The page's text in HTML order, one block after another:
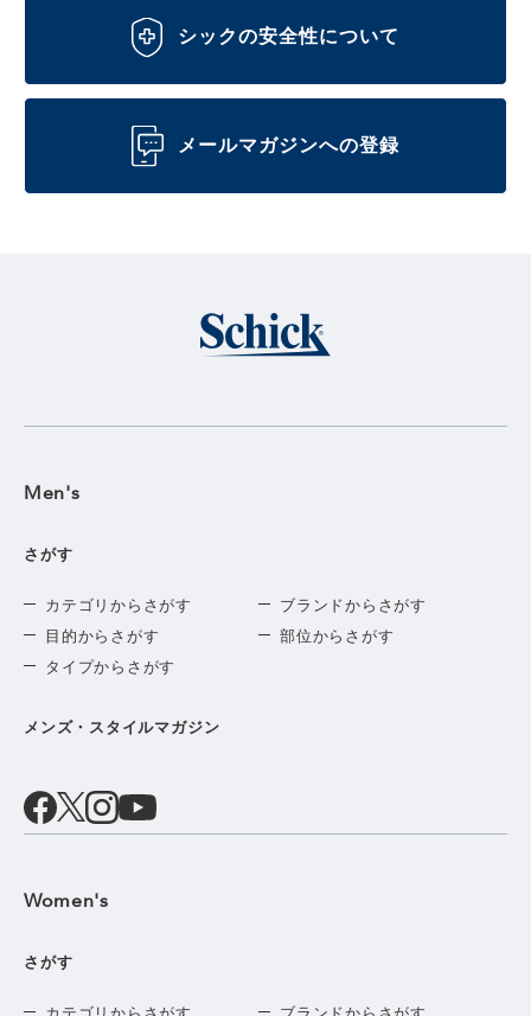
シックの安全性について
メールマガジンへの登録
Men's
さがす
カテゴリからさがす
ブランドからさがす
目的からさがす
部位からさがす
タイプからさがす
メンズ・スタイルマガジン
Women's
さがす